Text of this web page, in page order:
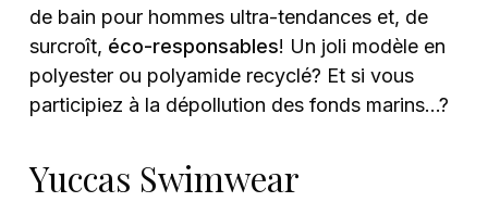
de bain pour hommes ultra-tendances et, de
surcroît, éco-responsables! Un joli modèle en
polyester ou polyamide recyclé? Et si vous
participiez à la dépollution des fonds marins…?
Yuccas Swimwear